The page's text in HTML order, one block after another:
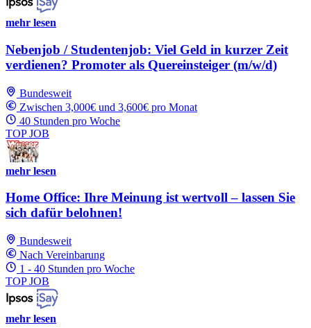
mehr lesen
Nebenjob / Studentenjob: Viel Geld in kurzer Zeit
verdienen? Promoter als Quereinsteiger (m/w/d)
Bundesweit
Zwischen 3,000€ und 3,600€ pro Monat
40 Stunden pro Woche
TOP JOB
mehr lesen
Home Office: Ihre Meinung ist wertvoll – lassen Sie
sich dafür belohnen!
Bundesweit
Nach Vereinbarung
1 - 40 Stunden pro Woche
TOP JOB
mehr lesen